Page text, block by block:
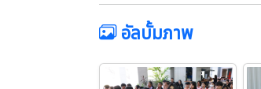
อัลบั้มภาพ